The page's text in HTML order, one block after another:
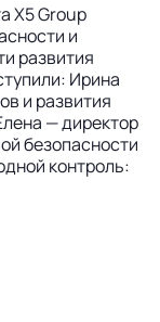
X5 Group
и
развития
Ирина
и развития
— директор
безопасности
контроль: